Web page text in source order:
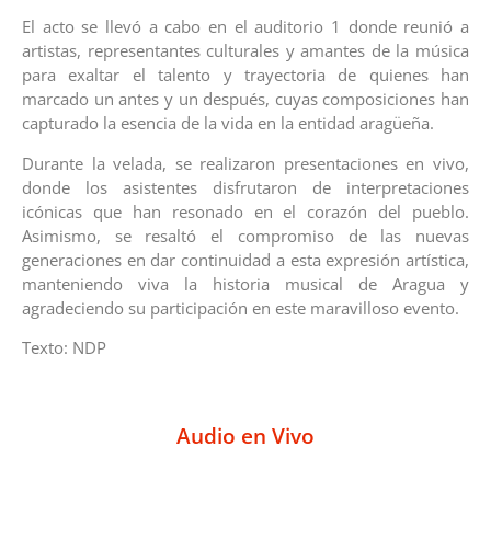
El acto se llevó a cabo en el auditorio 1 donde reunió a
artistas, representantes culturales y amantes de la música
para exaltar el talento y trayectoria de quienes han
marcado un antes y un después, cuyas composiciones han
capturado la esencia de la vida en la entidad aragüeña.
Durante la velada, se realizaron presentaciones en vivo,
donde los asistentes disfrutaron de interpretaciones
icónicas que han resonado en el corazón del pueblo.
Asimismo, se resaltó el compromiso de las nuevas
generaciones en dar continuidad a esta expresión artística,
manteniendo viva la historia musical de Aragua y
agradeciendo su participación en este maravilloso evento.
Texto: NDP
Audio en Vivo